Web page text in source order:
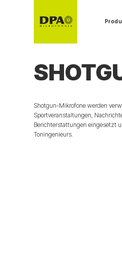
Shotgun-Mikrofone werden
Sportveranstaltungen,
Berichterstattungen eingesetzt
Toningenieurs.